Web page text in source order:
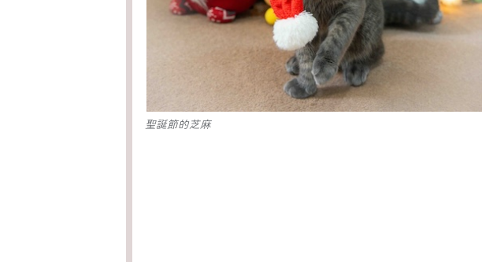
聖誕節的芝麻